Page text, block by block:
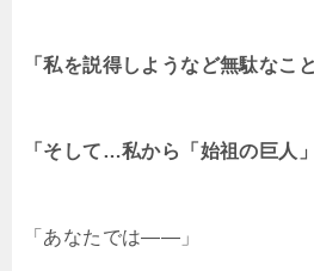
「私を説得しようなど無駄なこ
「そして…私から「始祖の巨人
「あなたでは――」